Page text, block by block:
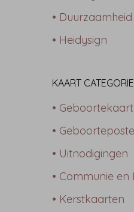
• Duurzaamheid
• Heidysign
KAART
•
•
• Uitnodigingen
• Communie en
• Kerstkaarten